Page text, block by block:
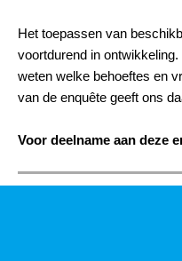
Het toepassen van
voortdurend in
weten welke behoeftes en
van de enquête geeft ons
Voor deelname aan deze